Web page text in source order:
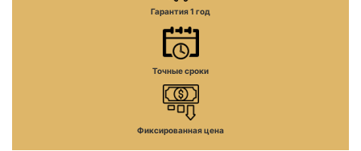
Гарантия 1 год
Точные сроки
Фиксированная цена